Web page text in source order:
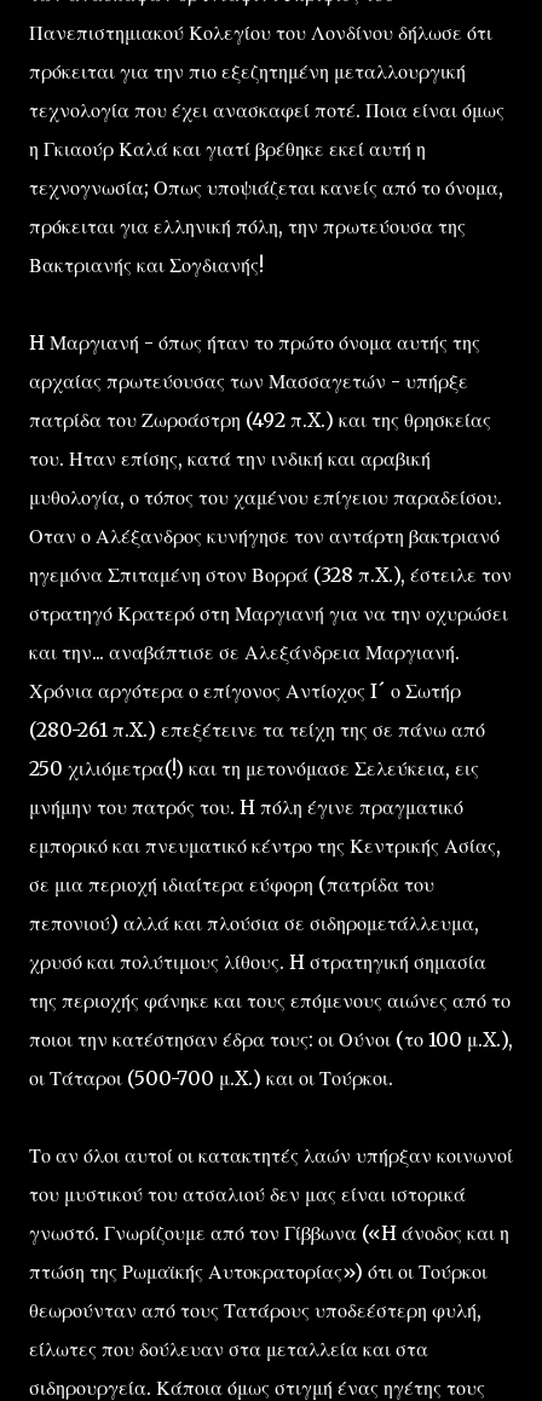
Πανεπιστημιακού Κολεγίου του Λονδίνου δήλωσε ότι
πρόκειται για την πιο εξεζητημένη μεταλλουργική
τεχνολογία που έχει ανασκαφεί ποτέ. Ποια είναι όμως
η Γκιαούρ Καλά και γιατί βρέθηκε εκεί αυτή η
τεχνογνωσία; Οπως υποψιάζεται κανείς από το όνομα,
πρόκειται για ελληνική πόλη, την πρωτεύουσα της
Βακτριανής και Σογδιανής!
H Μαργιανή - όπως ήταν το πρώτο όνομα αυτής της
αρχαίας πρωτεύουσας των Μασσαγετών - υπήρξε
πατρίδα του Ζωροάστρη (492 π.X.) και της θρησκείας
του. Ηταν επίσης, κατά την ινδική και αραβική
μυθολογία, ο τόπος του χαμένου επίγειου παραδείσου.
Οταν ο Αλέξανδρος κυνήγησε τον αντάρτη βακτριανό
ηγεμόνα Σπιταμένη στον Βορρά (328 π.X.), έστειλε τον
στρατηγό Κρατερό στη Μαργιανή για να την οχυρώσει
και την... αναβάπτισε σε Αλεξάνδρεια Μαργιανή.
Χρόνια αργότερα ο επίγονος Αντίοχος I´ ο Σωτήρ
(280-261 π.X.) επεξέτεινε τα τείχη της σε πάνω από
250 χιλιόμετρα(!) και τη μετονόμασε Σελεύκεια, εις
μνήμην του πατρός του. H πόλη έγινε πραγματικό
εμπορικό και πνευματικό κέντρο της Κεντρικής Ασίας,
σε μια περιοχή ιδιαίτερα εύφορη (πατρίδα του
πεπονιού) αλλά και πλούσια σε σιδηρομετάλλευμα,
χρυσό και πολύτιμους λίθους. H στρατηγική σημασία
της περιοχής φάνηκε και τους επόμενους αιώνες από το
ποιοι την κατέστησαν έδρα τους: οι Ούνοι (το 100 μ.X.),
οι Τάταροι (500-700 μ.X.) και οι Τούρκοι.
Το αν όλοι αυτοί οι κατακτητές λαών υπήρξαν κοινωνοί
του μυστικού του ατσαλιού δεν μας είναι ιστορικά
γνωστό. Γνωρίζουμε από τον Γίββωνα («H άνοδος και η
πτώση της Ρωμαϊκής Αυτοκρατορίας») ότι οι Τούρκοι
θεωρούνταν από τους Τατάρους υποδεέστερη φυλή,
είλωτες που δούλευαν στα μεταλλεία και στα
σιδηρουργεία. Κάποια όμως στιγμή ένας ηγέτης τους